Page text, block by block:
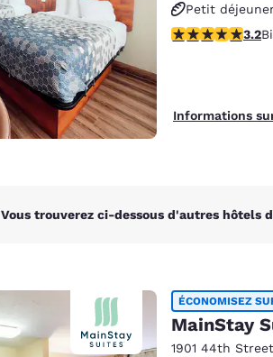
Deutschland
Deutsch
Spain
English
Ireland
Petit
Non-
3.19 étoiles.3.2
Informations
Vous trouverez ci-dessous d'autres hôtels
ÉCONOMISEZ
MainStay
1901 44th